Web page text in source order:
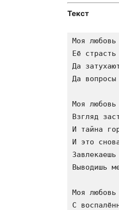
Текст
Моя любовь
Её
Да
Да
Моя
Взгляд
И тайна
И это
Выводишь
Моя
С